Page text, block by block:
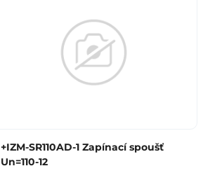
+IZM-SR110AD-1 Zapínací spoušť
Un=110-12